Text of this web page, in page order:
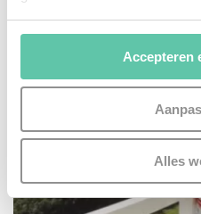
Als u het toestaat, willen we
Informatie
locatie, die tot een paar
Uw apparaat
scannen op specifieke
verwerkt en stel uw
U kunt uw toestemming op
Accepteren
Alles